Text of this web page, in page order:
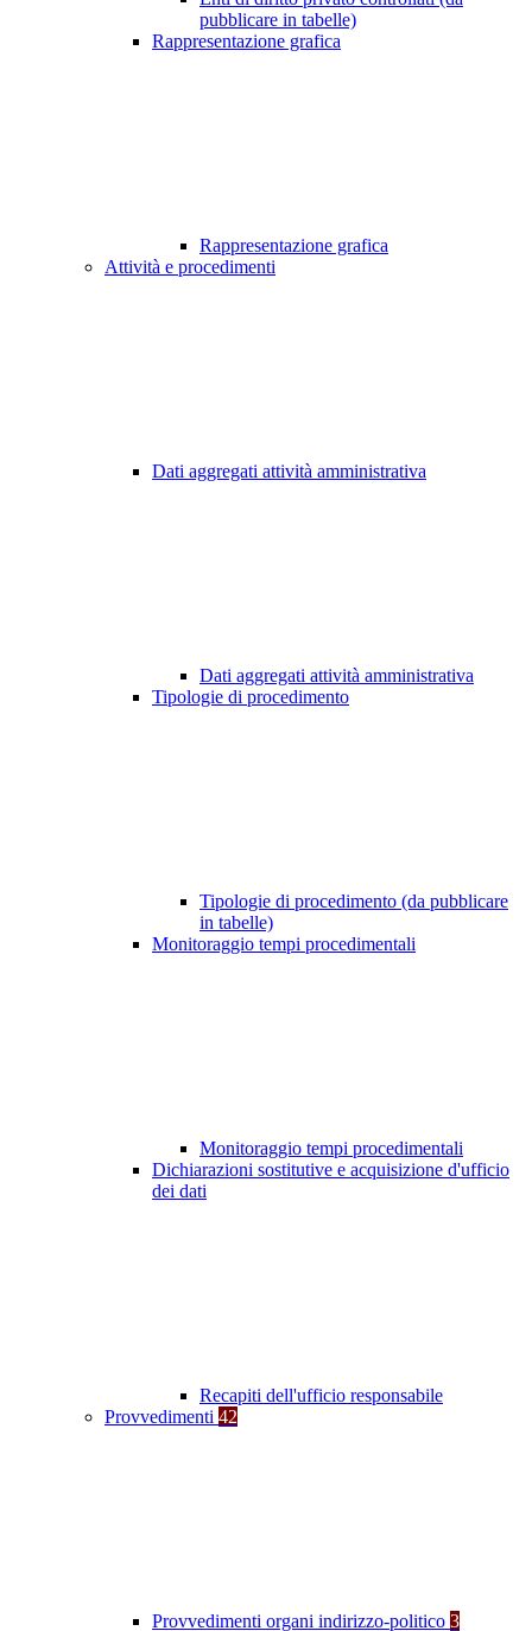
pubblicare in tabelle)
Rappresentazione grafica
Rappresentazione grafica
Attività e procedimenti
Dati aggregati attività amministrativa
Dati aggregati attività amministrativa
Tipologie di procedimento
Tipologie di procedimento (da pubblicare
in tabelle)
Monitoraggio tempi procedimentali
Monitoraggio tempi procedimentali
Dichiarazioni sostitutive e acquisizione d'ufficio
dei dati
Recapiti dell'ufficio responsabile
Provvedimenti 42
Provvedimenti organi indirizzo-politico 3